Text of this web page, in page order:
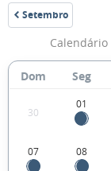
Setembro
1956
Dom Seg
30
01
07 08